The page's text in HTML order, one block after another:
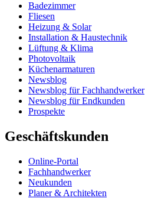
Badezimmer
Fliesen
Heizung & Solar
Installation & Haustechnik
Lüftung & Klima
Photovoltaik
Küchenarmaturen
Newsblog
Newsblog für Fachhandwerker
Newsblog für Endkunden
Prospekte
Geschäftskunden
Online-Portal
Fachhandwerker
Neukunden
Planer & Architekten